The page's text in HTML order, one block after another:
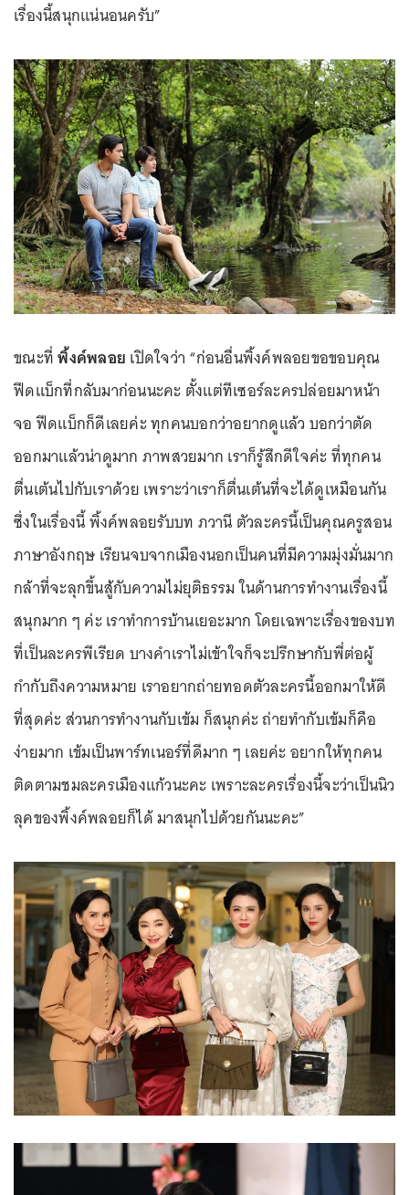
เรื่องนี้สนุกแน่นอนครับ”
ขณะที่พิ้งค์พลอย เปิดใจว่า “ก่อนอื่นพิ้งค์พลอยขอขอบคุณ
ฟีดแบ็กที่กลับมาก่อนนะคะ ตั้งแต่ทีเซอร์ละครปล่อยมาหน้า
จอ ฟีดแบ็กก็ดีเลยค่ะ ทุกคนบอกว่าอยากดูแล้ว บอกว่าตัด
ออกมาแล้วน่าดูมาก ภาพสวยมาก เราก็รู้สึกดีใจค่ะ ที่ทุกคน
ตื่นเต้นไปกับเราด้วย เพราะว่าเราก็ตื่นเต้นที่จะได้ดูเหมือนกัน
ซึ่งในเรื่องนี้ พิ้งค์พลอยรับบท ภวานี ตัวละครนี้เป็นคุณครูสอน
ภาษาอังกฤษ เรียนจบจากเมืองนอกเป็นคนที่มีความมุ่งมั่นมาก
กล้าที่จะลุกขึ้นสู้กับความไม่ยุติธรรม ในด้านการทำงานเรื่องนี้
สนุกมาก ๆ ค่ะ เราทำการบ้านเยอะมาก โดยเฉพาะเรื่องของบท
ที่เป็นละครพีเรียด บางคำเราไม่เข้าใจก็จะปรึกษากับพี่ต่อผู้
กำกับถึงความหมาย เราอยากถ่ายทอดตัวละครนี้ออกมาให้ดี
ที่สุดค่ะ ส่วนการทำงานกับเข้ม ก็สนุกค่ะ ถ่ายทำกับเข้มก็คือ
ง่ายมาก เข้มเป็นพาร์ทเนอร์ที่ดีมาก ๆ เลยค่ะ อยากให้ทุกคน
ติดตามชมละครเมืองแก้วนะคะ เพราะละครเรื่องนี้จะว่าเป็นนิว
ลุคของพิ้งค์พลอยก็ได้ มาสนุกไปด้วยกันนะคะ”